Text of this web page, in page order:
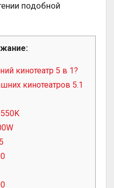
подобной
кинотеатр 5 в 1?
кинотеатров 5.1